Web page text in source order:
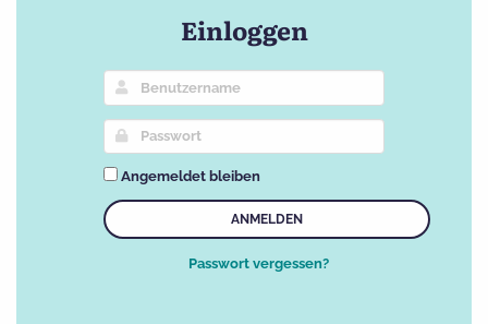
Einloggen
Angemeldet bleiben
ANMELDEN
Passwort vergessen?